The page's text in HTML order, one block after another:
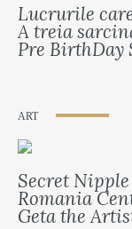
Lucrurile
A treia
Pre BirthDay
ART
Secret Nipple
Romania
Geta the